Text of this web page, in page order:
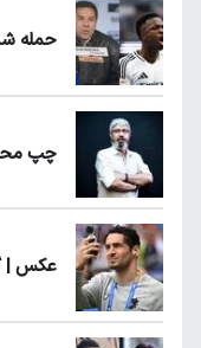
حمله
چپ
عکس |